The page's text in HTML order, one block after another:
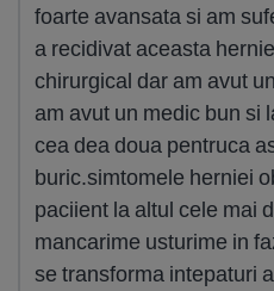
foarte avansata si am
a recidivat aceasta
chirurgical dar am avut
am avut un medic bun si
cea dea doua pentruca
buric.simtomele herniei
paciient la altul cele mai
mancarime usturime in
se transforma intepaturi